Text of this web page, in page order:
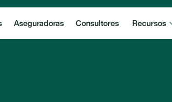
Aseguradoras Consultores Recursos